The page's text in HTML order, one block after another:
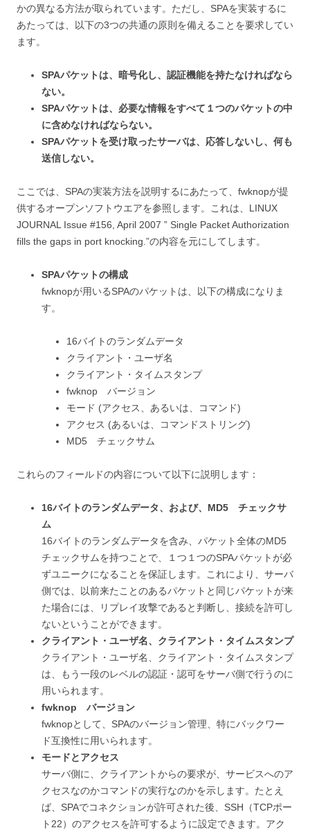
かの異なる方法が取られています。ただし、SPAを実装するに
あたっては、以下の3つの共通の原則を備えることを要求してい
ます。
SPAパケットは、暗号化し、認証機能を持たなければなら
ない。
SPAパケットは、必要な情報をすべて１つのパケットの中
に含めなければならない。
SPAパケットを受け取ったサーバは、応答しないし、何も
送信しない。
ここでは、SPAの実装方法を説明するにあたって、fwknopが提
供するオープンソフトウエアを参照します。これは、LINUX
JOURNAL Issue #156, April 2007 ” Single Packet Authorization
fills the gaps in port knocking.”の内容を元にしてします。
SPAパケットの構成
fwknopが用いるSPAのパケットは、以下の構成になりま
す。
16バイトのランダムデータ
クライアント・ユーザ名
クライアント・タイムスタンプ
fwknop バージョン
モード (アクセス、あるいは、コマンド)
アクセス (あるいは、コマンドストリング)
MD5 チェックサム
これらのフィールドの内容について以下に説明します：
16バイトのランダムデータ、および、MD5 チェックサ
ム
16バイトのランダムデータを含み、パケット全体のMD5
チェックサムを持つことで、１つ１つのSPAパケットが必
ずユニークになることを保証します。これにより、サーバ
側では、以前来たことのあるパケットと同じパケットが来
た場合には、リプレイ攻撃であると判断し、接続を許可し
ないということができます。
クライアント・ユーザ名、クライアント・タイムスタンプ
クライアント・ユーザ名、クライアント・タイムスタンプ
は、もう一段のレベルの認証・認可をサーバ側で行うのに
用いられます。
fwknop バージョン
fwknopとして、SPAのバージョン管理、特にバックワー
ド互換性に用いられます。
モードとアクセス
サーバ側に、クライアントからの要求が、サービスへのア
クセスなのかコマンドの実行なのかを示します。たとえ
ば、SPAでコネクションが許可された後、SSH（TCPポー
ト22）のアクセスを許可するように設定できます。アク